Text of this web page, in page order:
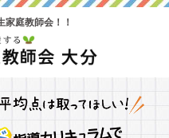
庭教師会！！